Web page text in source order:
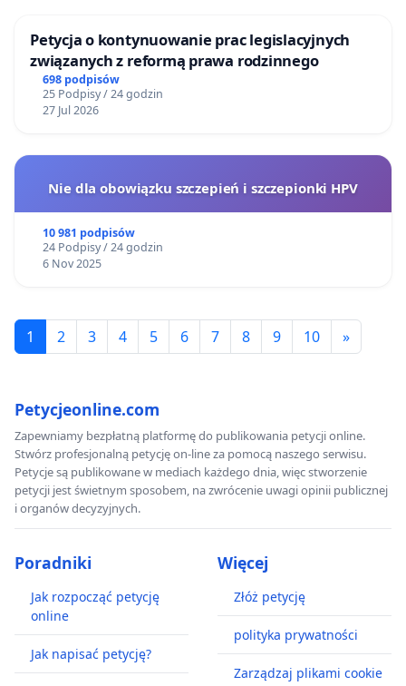
Petycja o kontynuowanie prac legislacyjnych
związanych z reformą prawa rodzinnego
698 podpisów
25 Podpisy / 24 godzin
27 Jul 2026
Nie dla obowiązku szczepień i szczepionki HPV
10 981 podpisów
24 Podpisy / 24 godzin
6 Nov 2025
1 2 3 4 5 6 7 8 9 10 »
Petycjeonline.com
Zapewniamy bezpłatną platformę do publikowania petycji online.
Stwórz profesjonalną petycję on-line za pomocą naszego serwisu.
Petycje są publikowane w mediach każdego dnia, więc stworzenie
petycji jest świetnym sposobem, na zwrócenie uwagi opinii publicznej
i organów decyzyjnych.
Poradniki
Jak rozpocząć petycję
online
Jak napisać petycję?
Więcej
Złóż petycję
polityka prywatności
Zarządzaj plikami cookie